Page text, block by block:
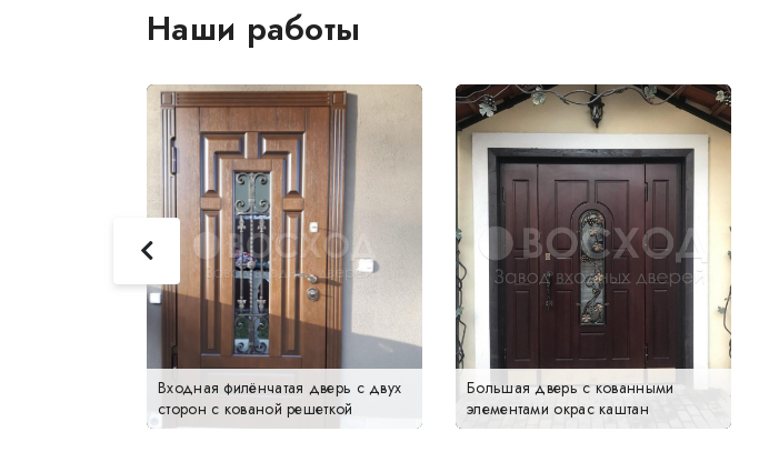
Наши работы
Входная филёнчатая дверь с двух
сторон с кованой решеткой
Большая дверь с кованными
элементами окрас каштан